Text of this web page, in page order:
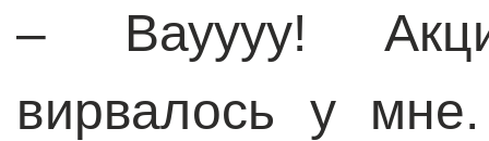
– Вауууу!
вирвалось у